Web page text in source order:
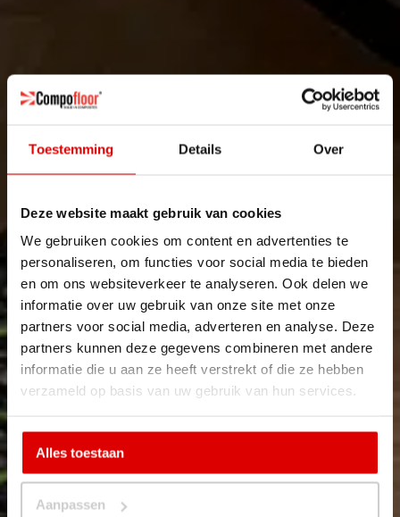
Toestemming Details Over
Deze website maakt gebruik van cookies
We gebruiken cookies om content en advertenties te
personaliseren, om functies voor social media te bieden
en om ons websiteverkeer te analyseren. Ook delen we
informatie over uw gebruik van onze site met onze
partners voor social media, adverteren en analyse. Deze
partners kunnen deze gegevens combineren met andere
informatie die u aan ze heeft verstrekt of die ze hebben
verzameld op basis van uw gebruik van hun services.
Alles toestaan
Aanpassen